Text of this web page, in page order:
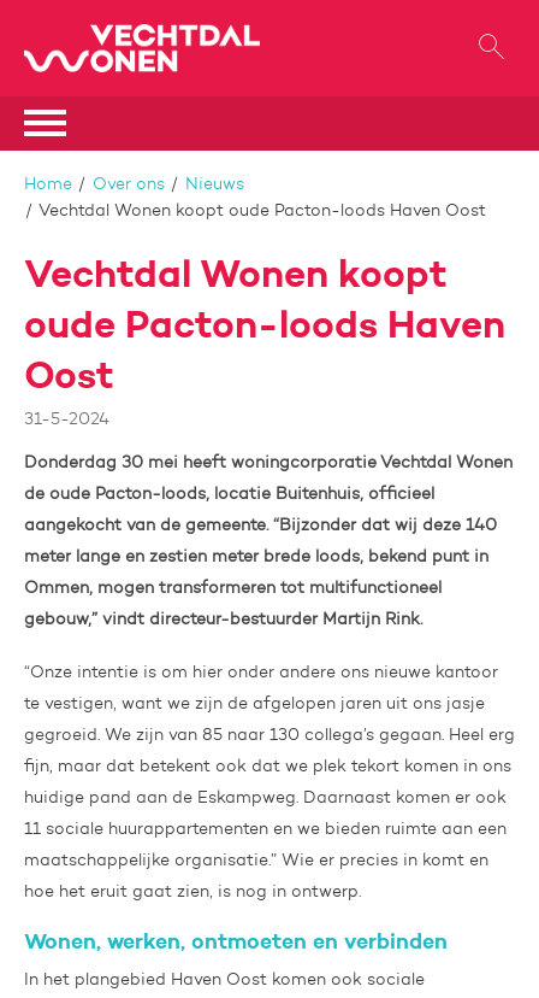
Naar hoofdinhoud
Naar hoofdnavigatiemenu
Naar zoeken
Naar de homepage
Ga naar Hoofd
Home Over ons
Nieuws
Vechtdal Wonen koopt oude Pacton-loods Haven Oost
Vechtdal Wonen koopt
oude Pacton-loods Haven
Oost
31-5-2024
Donderdag 30 mei heeft woningcorporatie Vechtdal Wonen
de oude Pacton-loods, locatie Buitenhuis, officieel
aangekocht van de gemeente. “Bijzonder dat wij deze 140
meter lange en zestien meter brede loods, bekend punt in
Ommen, mogen transformeren tot multifunctioneel
gebouw,” vindt directeur-bestuurder Martijn Rink.
“Onze intentie is om hier onder andere ons nieuwe kantoor
te vestigen, want we zijn de afgelopen jaren uit ons jasje
gegroeid. We zijn van 85 naar 130 collega’s gegaan. Heel erg
fijn, maar dat betekent ook dat we plek tekort komen in ons
huidige pand aan de Eskampweg. Daarnaast komen er ook
11 sociale huurappartementen en we bieden ruimte aan een
maatschappelijke organisatie.” Wie er precies in komt en
hoe het eruit gaat zien, is nog in ontwerp.
Wonen, werken, ontmoeten en verbinden
In het plangebied Haven Oost komen ook sociale